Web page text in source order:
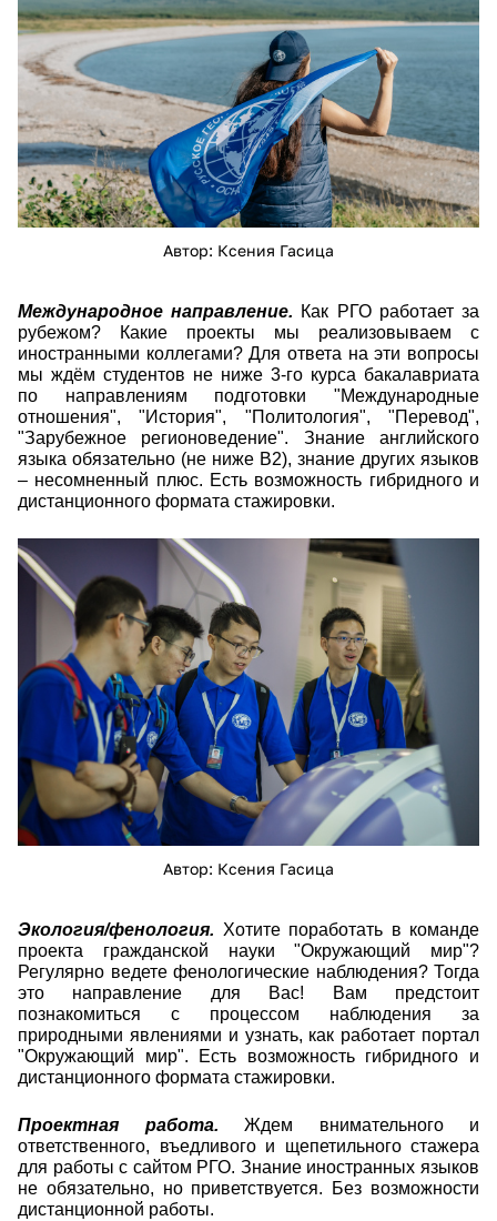
Автор: Ксения Гасица
Международное направление. Как РГО работает за
рубежом? Какие проекты мы реализовываем с
иностранными коллегами? Для ответа на эти вопросы
мы ждём студентов не ниже 3-го курса бакалавриата
по направлениям подготовки "Международные
отношения", "История", "Политология", "Перевод",
"Зарубежное регионоведение". Знание английского
языка обязательно (не ниже B2), знание других языков
– несомненный плюс. Есть возможность гибридного и
дистанционного формата стажировки.
zbh1nsww9ms.jpg
Автор: Ксения Гасица
Экология/фенология. Хотите поработать в команде
проекта гражданской науки "Окружающий мир"?
Регулярно ведете фенологические наблюдения? Тогда
это направление для Вас! Вам предстоит
познакомиться с процессом наблюдения за
природными явлениями и узнать, как работает портал
"Окружающий мир". Есть возможность гибридного и
дистанционного формата стажировки.
Проектная работа. Ждем внимательного и
ответственного, въедливого и щепетильного стажера
для работы с сайтом РГО. Знание иностранных языков
не обязательно, но приветствуется. Без возможности
дистанционной работы.